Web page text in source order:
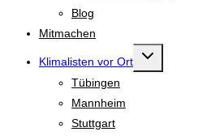
Blog
Mitmachen
Klimalisten vor Ort
Untermenü
umschalten
Tübingen
Mannheim
Stuttgart